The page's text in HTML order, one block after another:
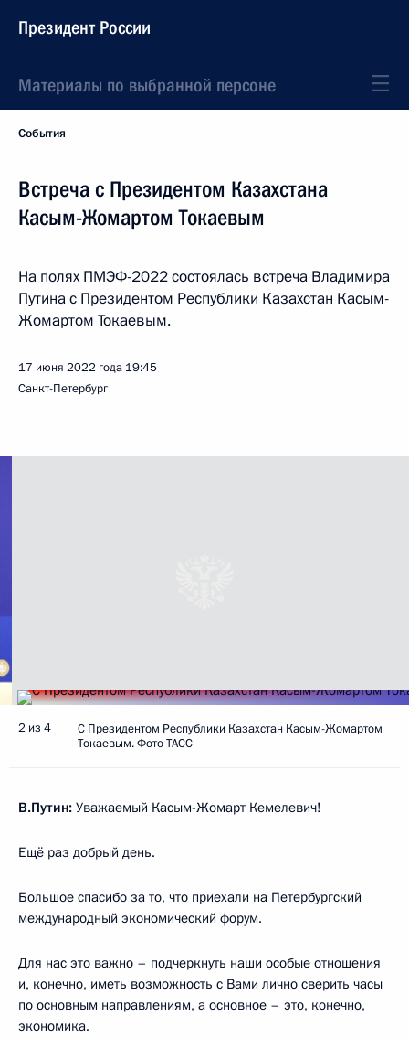
Президент России
Материалы по выбранной персоне
События
Встреча с Президентом Казахстана
Касым-Жомартом Токаевым
На полях ПМЭФ-2022 состоялась встреча Владимира
Путина с Президентом Республики Казахстан Касым-
Жомартом Токаевым.
17 июня 2022 года 19:45
Санкт-Петербург
2 из 4
С Президентом Республики Казахстан Касым-Жомартом
Токаевым. Фото ТАСС
В.Путин: Уважаемый Касым-Жомарт Кемелевич!
Ещё раз добрый день.
Большое спасибо за то, что приехали на Петербургский
международный экономический форум.
Для нас это важно – подчеркнуть наши особые отношения
и, конечно, иметь возможность с Вами лично сверить часы
по основным направлениям, а основное – это, конечно,
экономика.